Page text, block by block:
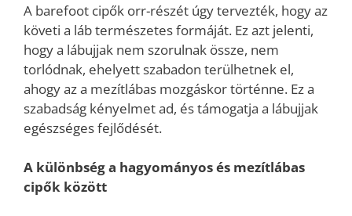
A barefoot cipők orr-részét úgy tervezték, hogy az
követi a láb természetes formáját. Ez azt jelenti,
hogy a lábujjak nem szorulnak össze, nem
torlódnak, ehelyett szabadon terülhetnek el,
ahogy az a mezítlábas mozgáskor történne. Ez a
szabadság kényelmet ad, és támogatja a lábujjak
egészséges fejlődését.
A különbség a hagyományos és mezítlábas
cipők között